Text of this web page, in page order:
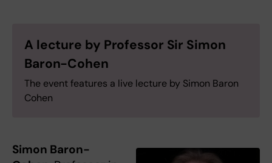
A lecture by Professor Sir Simon
Baron-Cohen
The event features a live lecture by Simon Baron
Cohen
Simon Baron-